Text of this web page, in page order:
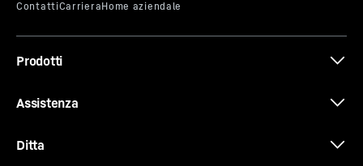
Prodotti
Assistenza
Ditta